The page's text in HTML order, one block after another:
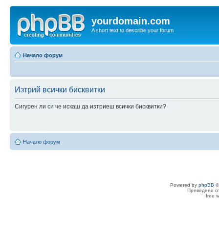
yourdomain.com
A short text to describe your forum
Начало форум
Изтрий всички бисквитки
Сигурен ли си че искаш да изтриеш всички бисквитки?
Начало форум
Powered by phpBB
Преведено
free